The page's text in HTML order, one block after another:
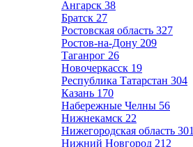
Ангарск 38
Братск 27
Ростовская область 327
Ростов-на-Дону 209
Таганрог 26
Новочеркасск 19
Республика Татарстан 304
Казань 170
Набережные Челны 56
Нижнекамск 22
Нижегородская область 301
Нижний Новгород 212